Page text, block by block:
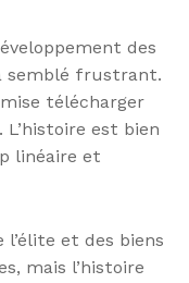
des
semblé frustrant.
télécharger
est bien
linéaire et
l’élite et des biens
mais l’histoire